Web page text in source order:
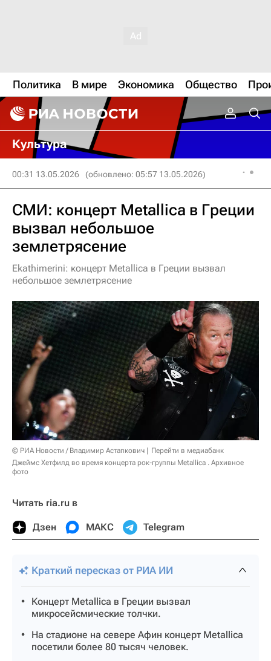
Политика В мире Экономика Общество
Культура
00:31 13.05.2026 (обновлено: 05:57 13.05.2026)
СМИ: концерт Metallica в Греции
вызвал небольшое
землетрясение
Ekathimerini: концерт Metallica в Греции вызвал
небольшое землетрясение
© РИА Новости / Владимир Астапкович
Перейти в медиабанк
Джеймс Хетфилд во время концерта рок-группы Metallica . Архивное
фото
Читать ria.ru в
Дзен МАКС Telegram
Краткий пересказ от РИА ИИ
Концерт Metallica в Греции вызвал
микросейсмические толчки.
На стадионе на севере Афин концерт Metallica
посетили более 80 тысяч человек.